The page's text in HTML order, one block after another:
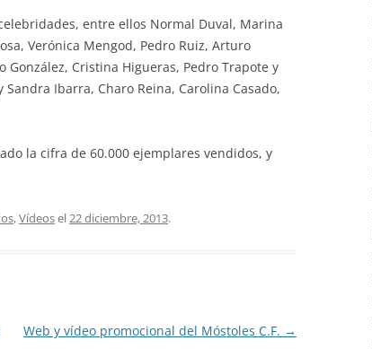
entre ellos Normal Duval, Marina
Verónica Mengod, Pedro Ruiz, Arturo
González, Cristina Higueras, Pedro Trapote y
Sandra Ibarra, Charo Reina, Carolina Casado,
la cifra de 60.000 ejemplares vendidos, y
,Vídeosel 22 diciembre, 2013.
Web y vídeo promocional del Móstoles C.F. →